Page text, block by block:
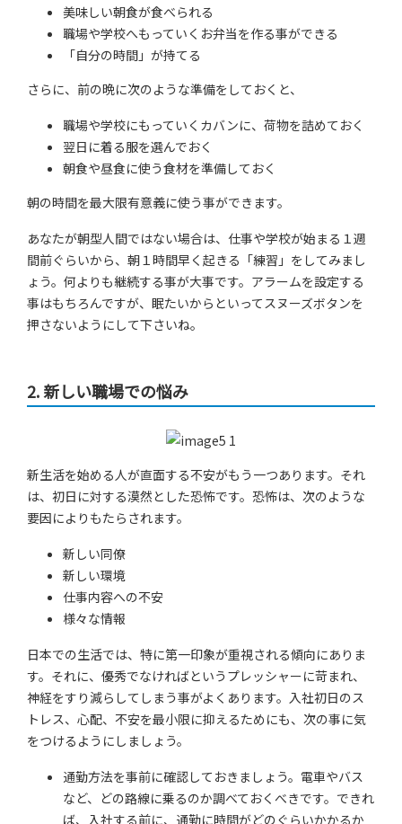
美味しい朝食が食べられる
職場や学校へもっていくお弁当を作る事ができる
「自分の時間」が持てる
さらに、前の晩に次のような準備をしておくと、
職場や学校にもっていくカバンに、荷物を詰めておく
翌日に着る服を選んでおく
朝食や昼食に使う食材を準備しておく
朝の時間を最大限有意義に使う事ができます。
あなたが朝型人間ではない場合は、仕事や学校が始まる１週
間前ぐらいから、朝１時間早く起きる「練習」をしてみまし
ょう。何よりも継続する事が大事です。アラームを設定する
事はもちろんですが、眠たいからといってスヌーズボタンを
押さないようにして下さいね。
2.新しい職場での悩み
新生活を始める人が直面する不安がもう一つあります。それ
は、初日に対する漠然とした恐怖です。恐怖は、次のような
要因によりもたらされます。
新しい同僚
新しい環境
仕事内容への不安
様々な情報
日本での生活では、特に第一印象が重視される傾向にありま
す。それに、優秀でなければというプレッシャーに苛まれ、
神経をすり減らしてしまう事がよくあります。入社初日のス
トレス、心配、不安を最小限に抑えるためにも、次の事に気
をつけるようにしましょう。
通勤方法を事前に確認しておきましょう。電車やバス
など、どの路線に乗るのか調べておくべきです。できれ
ば、入社する前に、通勤に時間がどのぐらいかかるか